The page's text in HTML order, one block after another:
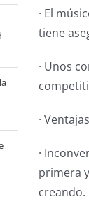
· El
tiene
· Unos
·
·
primera
creando.